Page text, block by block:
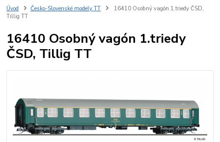
Úvod Česko-Slovenské modely TT
16410 Osobný vagón 1.triedy ČSD,
Tillig TT
16410 Osobný vagón 1.triedy
ČSD, Tillig TT